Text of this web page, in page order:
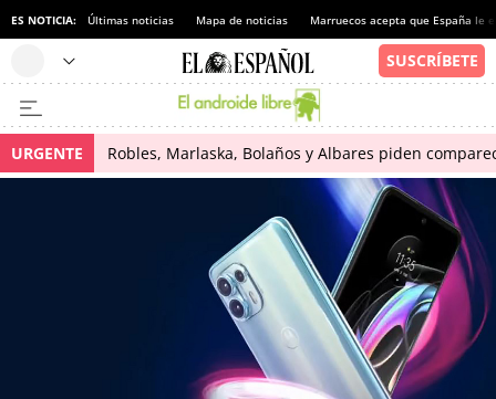
ES NOTICIA: Últimas noticias Mapa de noticias Marruecos acepta que España le
URGENTE Robles, Marlaska, Bolaños y Albares piden